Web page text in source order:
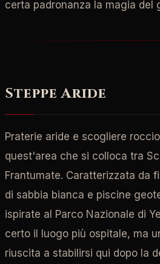
certa padronanza la magia del
Steppe Aride
Praterie aride e scogliere
quest'area che si colloca tra
Frantumate. Caratterizzata da
di sabbia bianca e piscine
ispirate al Parco Nazionale di
certo il luogo più ospitale, ma
riuscita a stabilirsi qui dopo la